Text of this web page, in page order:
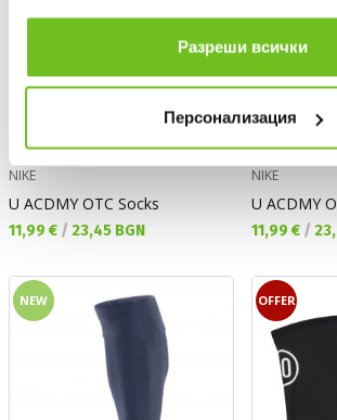
ползването от Ваша страна на
Разреши всички
Персонализация
NIKE
U ACDMY OTC Socks
Текуща цена:
11,99 € / 23,45 BGN
NIKE
U ACDMY
Текуща
11,99 € /
NEW OFFER